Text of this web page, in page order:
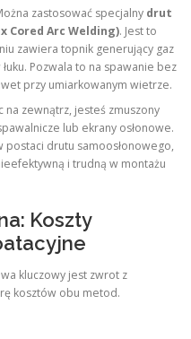
zastosować specjalny drut
Cored Arc Welding). Jest to
zawiera topnik generujący gaz
Pozwala to na spawanie bez
przy umiarkowanym wietrze.
na zewnątrz, jesteś zmuszony
lub ekrany osłonowe.
postaci drutu samoosłonowego,
i trudną w montażu
Koszty
kluczowy jest zwrot z
kosztów obu metod.